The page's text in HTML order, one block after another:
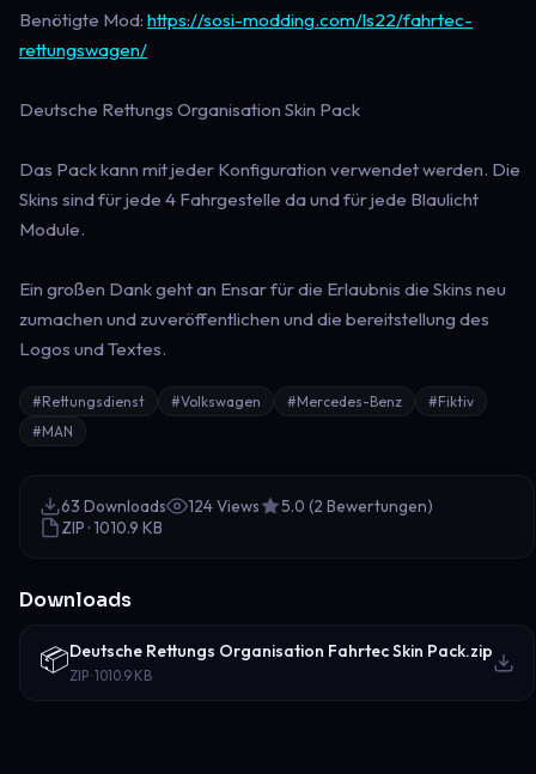
Benötigte Mod: https://sosi-modding.com/ls22/fahrtec-
rettungswagen/
Deutsche Rettungs Organisation Skin Pack
Das Pack kann mit jeder Konfiguration verwendet werden. Die
Skins sind für jede 4 Fahrgestelle da und für jede Blaulicht
Module.
Ein großen Dank geht an Ensar für die Erlaubnis die Skins neu
zumachen und zuveröffentlichen und die bereitstellung des
Logos und Textes.
#Rettungsdienst #Volkswagen #Mercedes-Benz
#Fiktiv
#MAN
63 Downloads 124 Views
5.0 (2 Bewertungen)
ZIP · 1010.9 KB
Downloads
📦Deutsche Rettungs Organisation Fahrtec Skin Pack.zip
ZIP · 1010.9 KB